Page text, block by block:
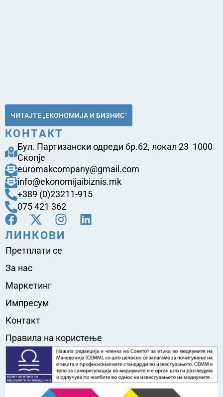
ЧИТАЈТЕ „ЕКОНОМИЈА И БИЗНИС“
КОНТАКТ
Бул. Партизански одреди бр.62, локал 23 1000
Скопје
euromakcompany@gmail.com
info@ekonomijaibiznis.mk
+389 (0)23211-915
075 421 362
ЛИНКОВИ
Претплати се
За нас
Маркетинг
Импресум
Контакт
Правила на користење